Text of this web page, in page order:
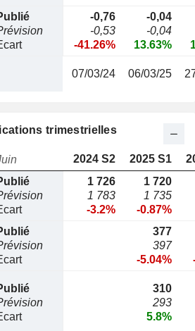
-0,76
-0,53
-41.26%
-0,04
-0,04
13.63%
07/03/24 06/03/25
trimestrielles
2024 S2 2025 S1
1 726
1 783
-3.2%
1 720
1 735
-0.87%
377
397
-5.04%
310
293
5.8%